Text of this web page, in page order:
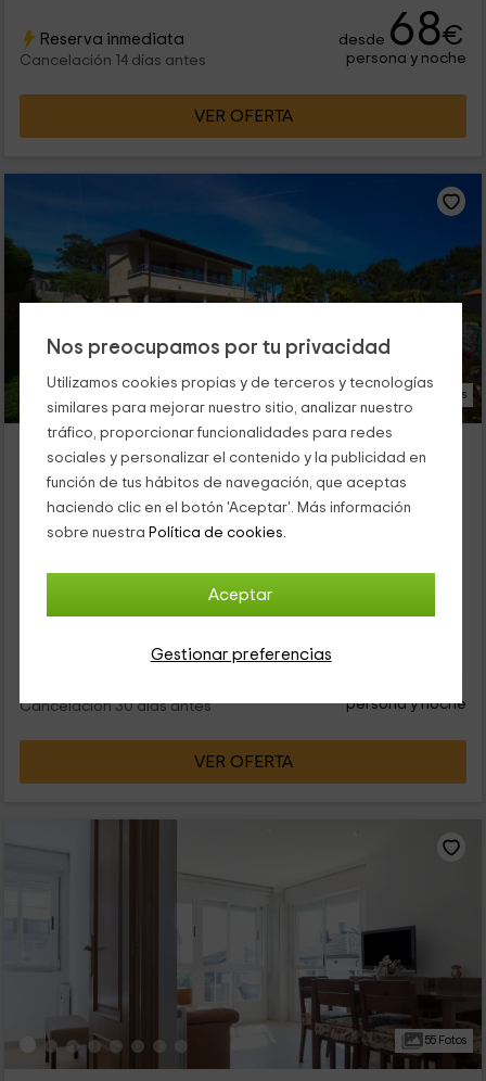
Nos preocupamos por tu privacidad
Utilizamos cookies propias y de terceros y tecnologías
similares para mejorar nuestro sitio, analizar nuestro
tráfico, proporcionar funcionalidades para redes
sociales y personalizar el contenido y la publicidad en
función de tus hábitos de navegación, que aceptas
haciendo clic en el botón 'Aceptar'. Más información
sobre nuestra Política de cookies.
Aceptar
Gestionar preferencias
Reserva inmediata
Cancelación 14 días antes
desde 68€
persona y noche
VER OFERTA
28 Fotos
Villa Areas de Montalvo
Sanxenxo, Pontevedra
Reservado 1 veces
Alquiler íntegro
5 habitaciones
deberíamos hacer al menos una vez en la vida, y por eso, te
proponemos que viajes en tus próximos días libres hasta...
Cancelación 30 días antes persona y noche
VER OFERTA
55 Fotos